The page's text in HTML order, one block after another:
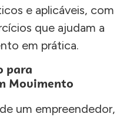
e aplicáveis, com
que ajudam a
em prática.
para
Movimento
um empreendedor,